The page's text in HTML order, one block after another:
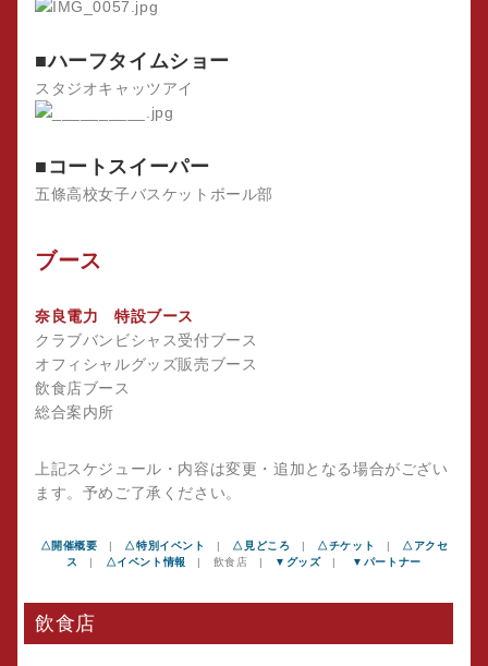
■ハーフタイムショー
スタジオキャッツアイ
■コートスイーパー
五條高校女子バスケットボール部
ブース
奈良電力 特設ブース
クラブバンビシャス受付ブース
オフィシャルグッズ販売ブース
飲食店ブース
総合案内所
上記スケジュール・内容は変更・追加となる場合がござい
ます。予めご了承ください。
△開催概要 | △特別イベント | △見どころ | △チケット | △アクセ
ス
| △イベント情報 | 飲食店 | ▼グッズ| ▼パートナー
飲食店